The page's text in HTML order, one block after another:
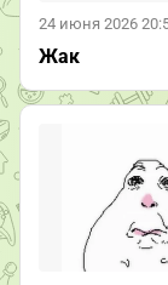
24 июня 2026
Жак